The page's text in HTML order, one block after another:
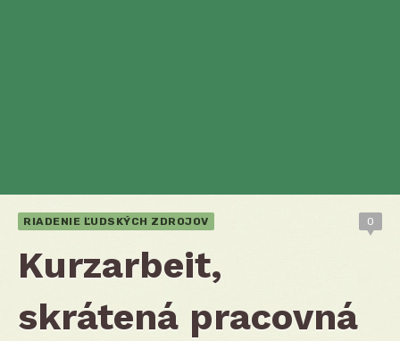
RIADENIE ĽUDSKÝCH ZDROJOV 0
Kurzarbeit,
skrátená pracovná